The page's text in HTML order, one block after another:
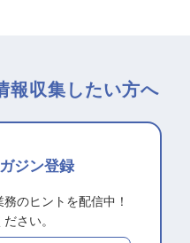
報収集したい方へ
ジン登録
のヒントを配信中！
さい。